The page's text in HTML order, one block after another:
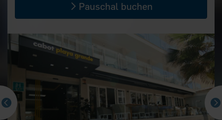
Pauschal buchen